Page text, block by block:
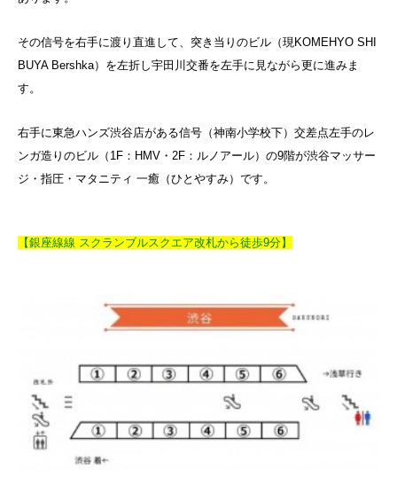
その信号を右手に渡り直進して、突き当りのビル（現KOMEHYO SHI
BUYA Bershka）を左折し宇田川交番を左手に見ながら更に進みま
す。
右手に東急ハンズ渋谷店がある信号（神南小学校下）交差点左手のレ
ンガ造りのビル（1F：HMV・2F：ルノアール）の9階が渋谷マッサー
ジ・指圧・マタニティ 一癒（ひとやすみ）です。
【銀座線線 スクランブルスクエア改札から徒歩9分】